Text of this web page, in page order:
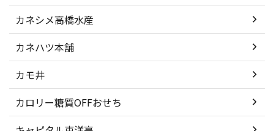
カネシメ高橋水産
カネハツ本舗
カモ井
カロリー糖質OFFおせち